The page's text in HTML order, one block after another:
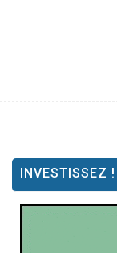
INVESTISSEZ !